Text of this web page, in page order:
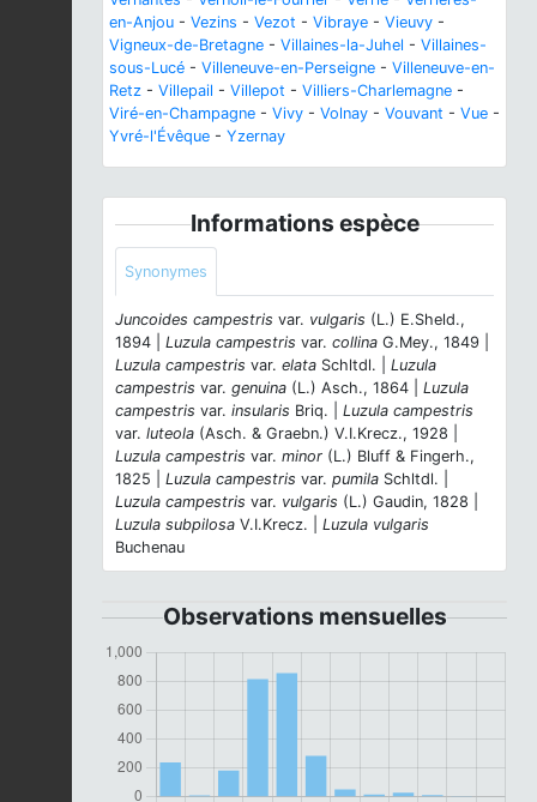
en-Anjou - Vezins - Vezot - Vibraye - Vieuvy -
Vigneux-de-Bretagne - Villaines-la-Juhel - Villaines-
sous-Lucé - Villeneuve-en-Perseigne - Villeneuve-en-
Retz - Villepail - Villepot - Villiers-Charlemagne -
Viré-en-Champagne - Vivy - Volnay - Vouvant - Vue -
Yvré-l'Évêque - Yzernay
Informations espèce
Synonymes
Juncoides campestris var. vulgaris (L.) E.Sheld.,
1894 | Luzula campestris var. collina G.Mey., 1849 |
Luzula campestris var. elata Schltdl. | Luzula
campestris var. genuina (L.) Asch., 1864 | Luzula
campestris var. insularis Briq. | Luzula campestris
var. luteola (Asch. & Graebn.) V.I.Krecz., 1928 |
Luzula campestris var. minor (L.) Bluff & Fingerh.,
1825 | Luzula campestris var. pumila Schltdl. |
Luzula campestris var. vulgaris (L.) Gaudin, 1828 |
Luzula subpilosa V.I.Krecz. | Luzula vulgaris
Buchenau
Observations mensuelles